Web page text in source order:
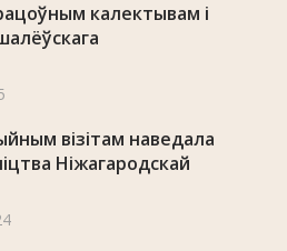
калектывам і
візітам наведала
Ніжагародскай